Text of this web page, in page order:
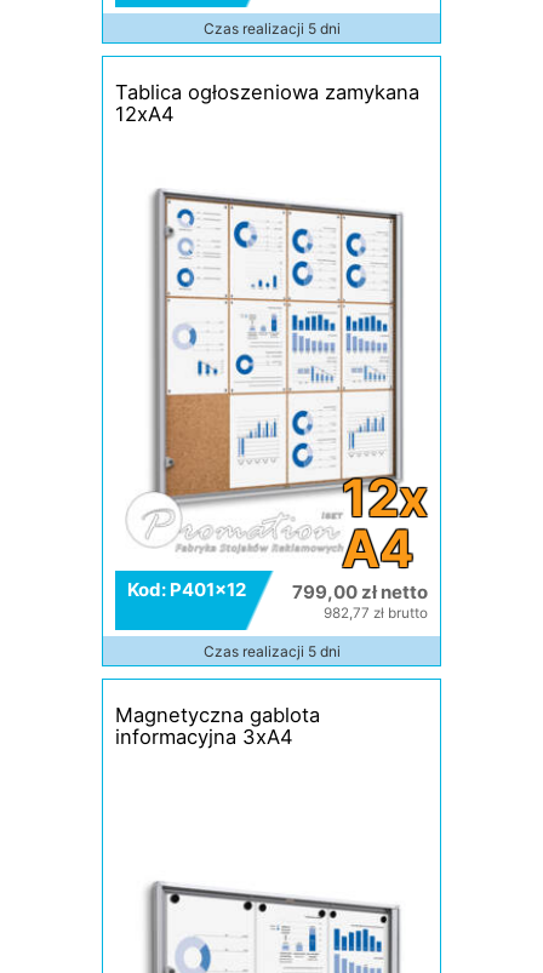
Czas realizacji 5 dni
Tablica ogłoszeniowa zamykana
12xA4
12x
A4
Kod: P401x12 799,00 zł netto
982,77 zł brutto
Czas realizacji 5 dni
Magnetyczna gablota
informacyjna 3xA4